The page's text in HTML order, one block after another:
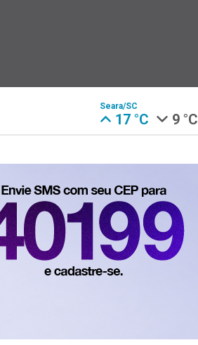
Seara/SC
17 °C 9 °C